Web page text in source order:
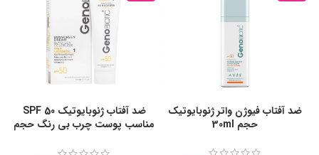
ضد آفتاب فیوژن واتر ژنوبایوتیک
حجم 30ml
ضد آفتاب ژنوبایوتیک SPF 50
مناسب پوست چرب بی رنگ حجم